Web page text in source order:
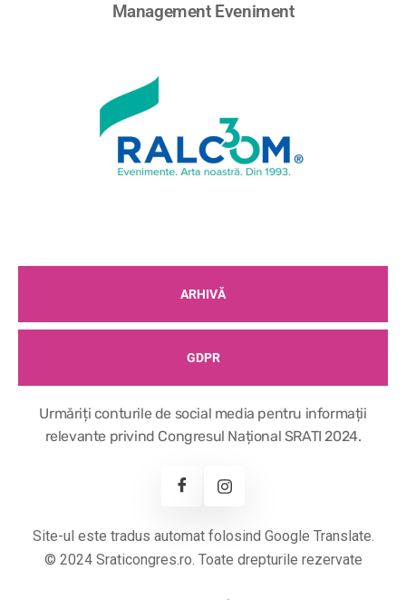
Management Eveniment
ARHIVĂ
GDPR
Urmăriți conturile de social media pentru informații
relevante privind Congresul Național SRATI 2024.
Site-ul este tradus automat folosind Google Translate.
© 2024 Sraticongres.ro. Toate drepturile rezervate